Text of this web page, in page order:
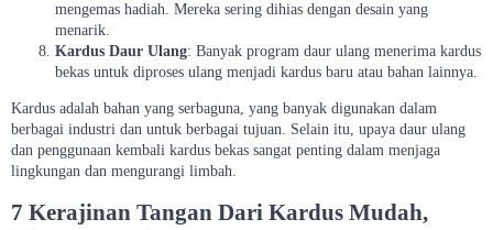
mengemas hadiah. Mereka sering dihias dengan desain yang
menarik.
Kardus Daur Ulang: Banyak program daur ulang menerima kardus
bekas untuk diproses ulang menjadi kardus baru atau bahan lainnya.
Kardus adalah bahan yang serbaguna, yang banyak digunakan dalam
berbagai industri dan untuk berbagai tujuan. Selain itu, upaya daur ulang
dan penggunaan kembali kardus bekas sangat penting dalam menjaga
lingkungan dan mengurangi limbah.
7 Kerajinan Tangan Dari Kardus Mudah,